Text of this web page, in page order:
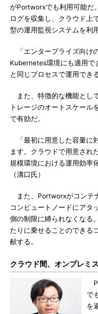
がPortworxでも利用可能だ
ログを収集し、クラウド上
型の運用監視システムを利
「エンタープライズ向け
Kubernetes環境にも適用で
と同じプロセスで運用でき
また、特徴的な機能とし
トレージのオートスケール
で有効だ。
「最初に用意した容量に
ます。クラウドで用意され
規模環境における運用効率
（溝口氏）
また、Portworxがコンテ
コンピュートノードにアタ
側の制限に縛られなくなる
たりに乗せることのできる
献する。
クラウド間、オンプレミ
で
を